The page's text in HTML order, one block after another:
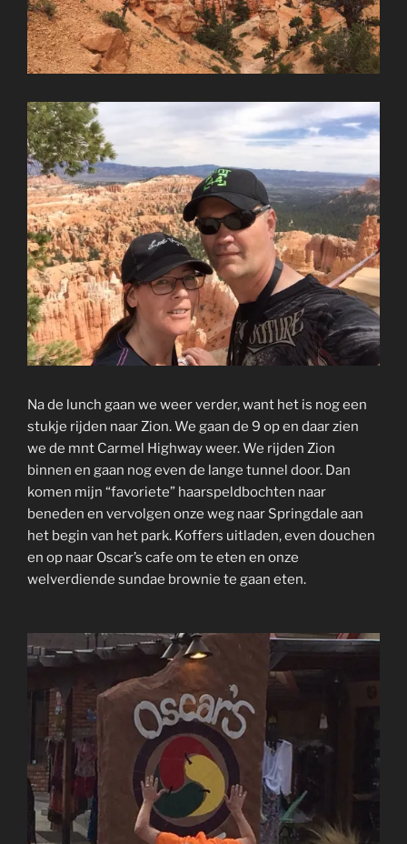
Na de lunch gaan we weer verder, want het is nog een
stukje rijden naar Zion. We gaan de 9 op en daar zien
we de mnt Carmel Highway weer. We rijden Zion
binnen en gaan nog even de lange tunnel door. Dan
komen mijn “favoriete” haarspeldbochten naar
beneden en vervolgen onze weg naar Springdale aan
het begin van het park. Koffers uitladen, even douchen
en op naar Oscar’s cafe om te eten en onze
welverdiende sundae brownie te gaan eten.